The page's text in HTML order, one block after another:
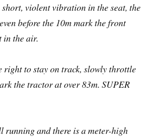
short, violent vibration in the seat, the
before the 10m mark the front
in the air.
right to stay on track, slowly throttle
the tractor at over 83m. SUPER
running and there is a meter-high